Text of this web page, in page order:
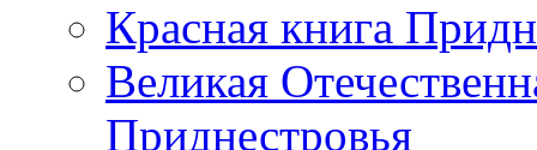
Красная книга
Великая
Приднестровья